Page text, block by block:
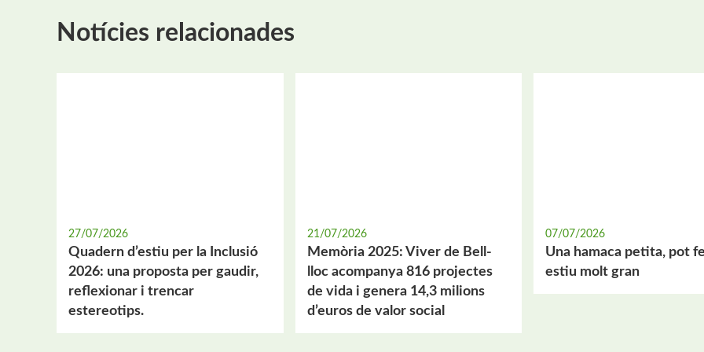
Notícies relacionades
27/07/2026
Quadern d’estiu per la Inclusió
2026: una proposta per gaudir,
reflexionar i trencar
estereotips.
21/07/2026
Memòria 2025: Viver de Bell-
lloc acompanya 816 projectes
de vida i genera 14,3 milions
d’euros de valor social
07/07/2026
Una hamaca petita, pot
estiu molt gran